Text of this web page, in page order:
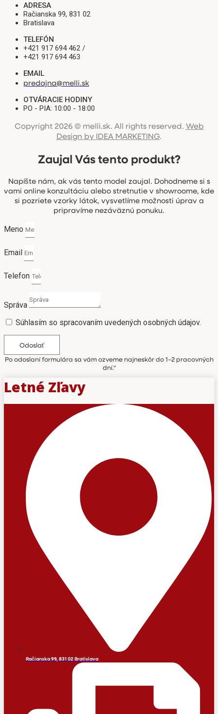
ADRESA
Račianska 99, 831 02
Bratislava
TELEFÓN
+421 917 694 462 /
+421 917 694 463
EMAIL
predajna@melli.sk
OTVÁRACIE HODINY
PO - PIA: 10:00 - 18:00
Copyright 2026 © melli.sk. All rights reserved. Web
Design by IDEA MARKETING.
Zaujal Vás tento produkt?
Napíšte nám, ak vás tento model zaujal. Dohodneme si s
vami online konzultáciu alebo stretnutie v showroome, kde
si pozriete vzorky látok, vysvetlíme možnosti úprav a
pripravíme nezáväznú ponuku.
Meno
Email
Telefon
Správa
Súhlasím so spracovaním uvedených osobných údajov.
Odoslať
Po odoslaní formulára sa vám ozveme najneskôr do 1–2 pracovných
dní.“
Letné Zľavy
Račianska 99, 831 02 Bratislava